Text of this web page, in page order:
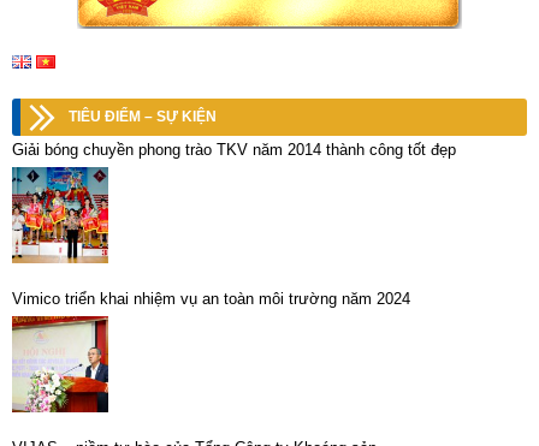
TIÊU ĐIỂM – SỰ KIỆN
Giải bóng chuyền phong trào TKV năm 2014 thành công tốt đẹp
Vimico triển khai nhiệm vụ an toàn môi trường năm 2024